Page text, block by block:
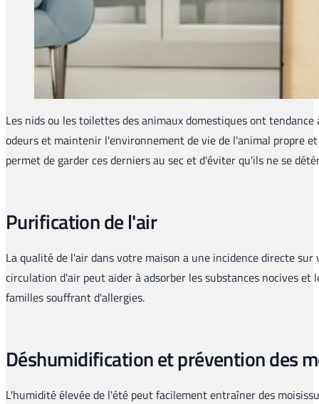
Les nids ou les toilettes des animaux domestiques ont
odeurs et maintenir l'environnement de vie de l'animal propre
permet de garder ces derniers au sec et d'éviter qu'ils ne se
Purification de l'air
La qualité de l'air dans votre maison a une incidence directe
circulation d'air peut aider à adsorber les substances nocives
familles souffrant d'allergies.
Déshumidification et prévention des
L'humidité élevée de l'été peut facilement entraîner des